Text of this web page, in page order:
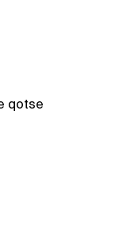
qotse